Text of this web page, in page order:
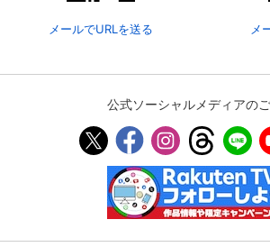
メールでURLを送る メ
公式ソーシャルメディアの